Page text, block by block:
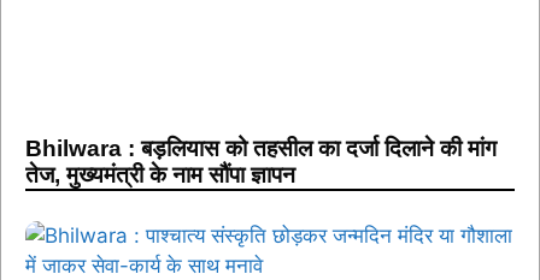
Bhilwara : बड़लियास को तहसील का दर्जा दिलाने की मांग
तेज, मुख्यमंत्री के नाम सौंपा ज्ञापन